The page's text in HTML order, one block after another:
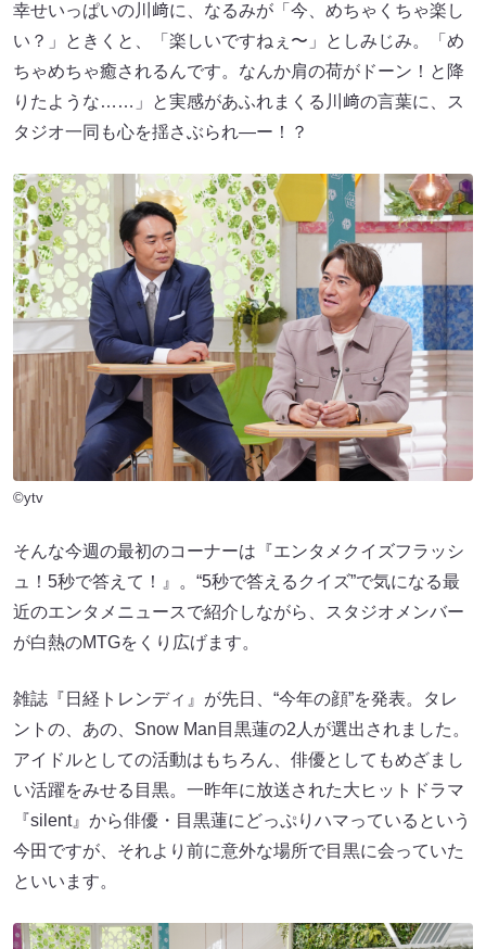
幸せいっぱいの川﨑に、なるみが「今、めちゃくちゃ楽し
い？」ときくと、「楽しいですねぇ〜」としみじみ。「め
ちゃめちゃ癒されるんです。なんか肩の荷がドーン！と降
りたような……」と実感があふれまくる川﨑の言葉に、ス
タジオ一同も心を揺さぶられ―ー！？
©ytv
そんな今週の最初のコーナーは『エンタメクイズフラッシ
ュ！5秒で答えて！』。“5秒で答えるクイズ”で気になる最
近のエンタメニュースで紹介しながら、スタジオメンバー
が白熱のMTGをくり広げます。
雑誌『日経トレンディ』が先日、“今年の顔”を発表。タレ
ントの、あの、Snow Man目黒蓮の2人が選出されました。
アイドルとしての活動はもちろん、俳優としてもめざまし
い活躍をみせる目黒。一昨年に放送された大ヒットドラマ
『silent』から俳優・目黒蓮にどっぷりハマっているという
今田ですが、それより前に意外な場所で目黒に会っていた
といいます。